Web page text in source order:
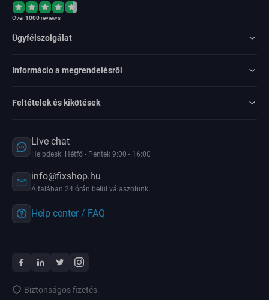
Over1000reviews
Ügyfélszolgálat
Informácio a megrendelésről
Feltételek és kikötések
Live chat
Helpdesk: Hétfő - Péntek 9:00 - 16:00
info@fixshop.hu
Általában 24 órán belül válaszolunk.
Help center / FAQ
Biztonságos fizetés